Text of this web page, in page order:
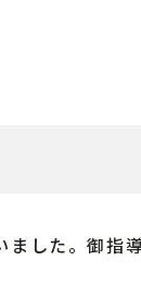
した。御指